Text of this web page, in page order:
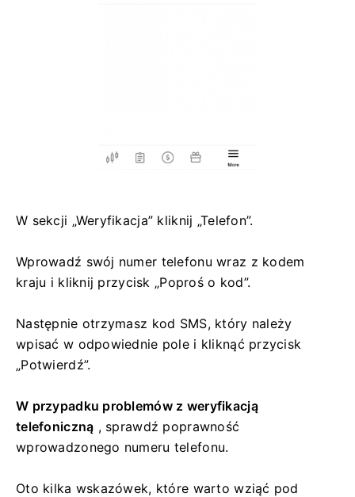
W sekcji „Weryfikacja” kliknij „Telefon”.
Wprowadź swój numer telefonu wraz z kodem
kraju i kliknij przycisk „Poproś o kod”.
Następnie otrzymasz kod SMS, który należy
wpisać w odpowiednie pole i kliknąć przycisk
„Potwierdź”.
W przypadku problemów z weryfikacją
telefoniczną , sprawdź poprawność
wprowadzonego numeru telefonu.
Oto kilka wskazówek, które warto wziąć pod